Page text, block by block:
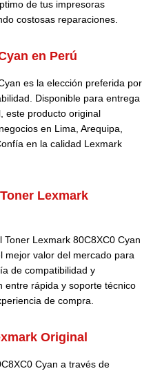
de tus impresoras
costosas reparaciones.
en Perú
es la elección preferida por
Disponible para entrega
este producto original
en Lima, Arequipa,
en la calidad Lexmark
Lexmark
Toner Lexmark 80C8XC0 Cyan
mejor valor del mercado para
de compatibilidad y
entre rápida y soporte técnico
de compra.
Original
Cyan a través de